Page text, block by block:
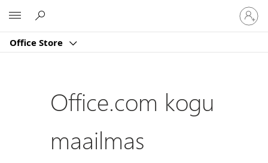
Office Store
Logige
sisse
oma
Office.com kogu
maailmas